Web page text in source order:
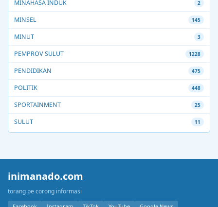
MINAHASA INDUK 2
MINSEL 145
MINUT 3
PEMPROV SULUT 1228
PENDIDIKAN 475
POLITIK 448
SPORTAINMENT 25
SULUT 11
inimanado.com
torang pe corong informasi